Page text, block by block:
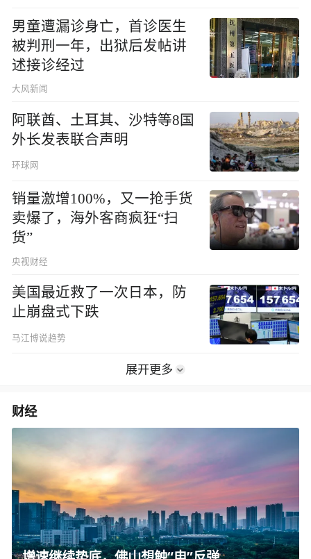
男童遭漏诊身亡，首诊医生
被判刑一年，出狱后发帖讲
述接诊经过
大风新闻
阿联酋、土耳其、沙特等8国
外长发表联合声明
环球网
销量激增100%，又一抢手货
卖爆了，海外客商疯狂“扫
货”
央视财经
美国最近救了一次日本，防
止崩盘式下跌
马江博说趋势
展开更多
财经